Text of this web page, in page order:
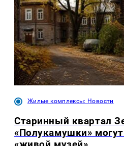
Жилые комплексы: Новости
Старинный квартал
«Полукамушки»